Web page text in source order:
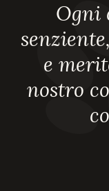
Ogni
e
nostro